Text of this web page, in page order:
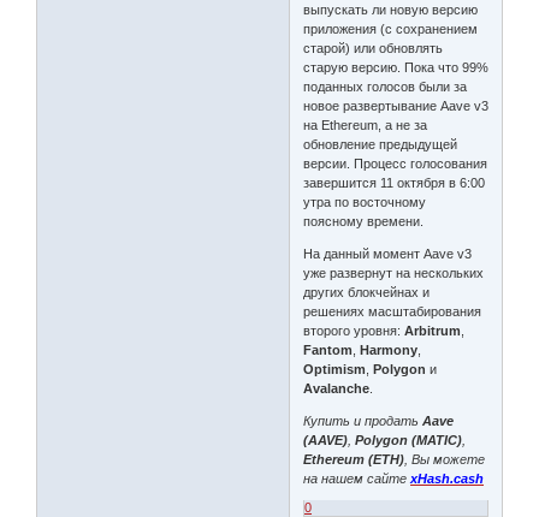
выпускать ли новую версию
приложения (с сохранением
старой) или обновлять
старую версию. Пока что 99%
поданных голосов были за
новое развертывание Aave v3
на Ethereum, а не за
обновление предыдущей
версии. Процесс голосования
завершится 11 октября в 6:00
утра по восточному
поясному времени.
На данный момент Aave v3
уже развернут на нескольких
других блокчейнах и
решениях масштабирования
второго уровня:Arbitrum
Fantom
Harmony
Optimism
Polygon и
Avalanche
Купить и продатьAave
(AAVE) ,Polygon (MATIC)
Ethereum (ETH) , Вы можете
на нашем сайтеxHash.cash
0